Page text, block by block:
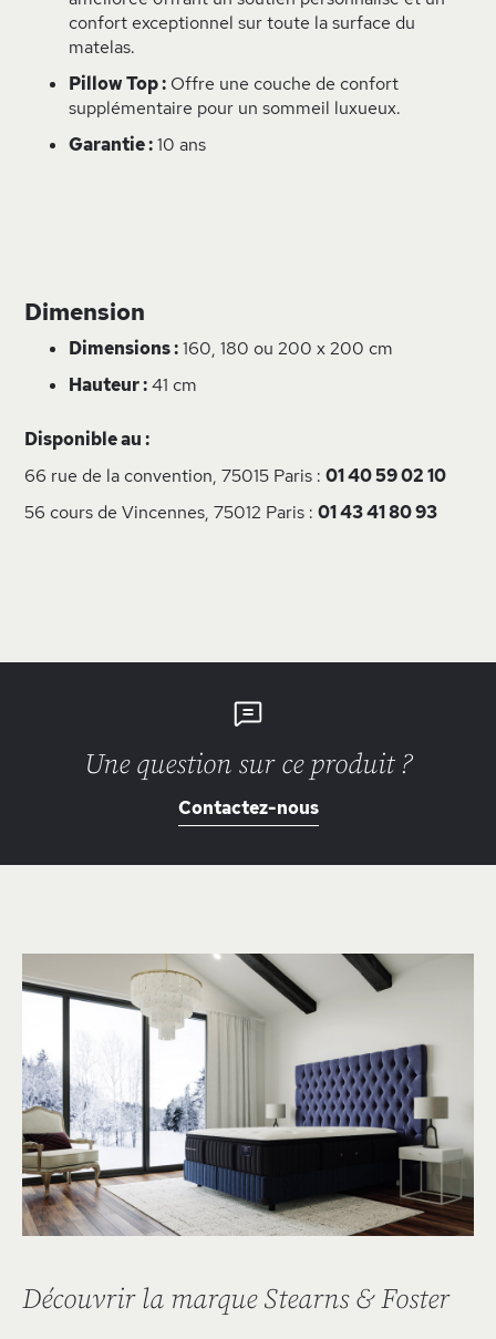
confort exceptionnel sur toute la surface du
matelas.
Pillow Top : Offre une couche de confort
supplémentaire pour un sommeil luxueux.
Garantie :10 ans
Dimension
Dimensions :160, 180 ou 200 x 200 cm
Hauteur :41 cm
Disponible au :
66 rue de la convention, 75015 Paris : 01 40 59 02 10
56 cours de Vincennes, 75012 Paris : 01 43 41 80 93
Une question sur ce produit ?
Contactez-nous
Découvrir la marque Stearns & Foster